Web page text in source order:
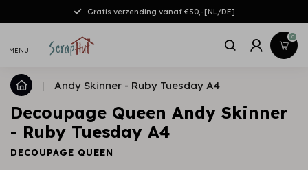
Gratis verzending vanaf €50,-[NL/DE]
MENU
0
| Andy Skinner - Ruby Tuesday A4
Decoupage Queen Andy Skinner
- Ruby Tuesday A4
DECOUPAGE QUEEN